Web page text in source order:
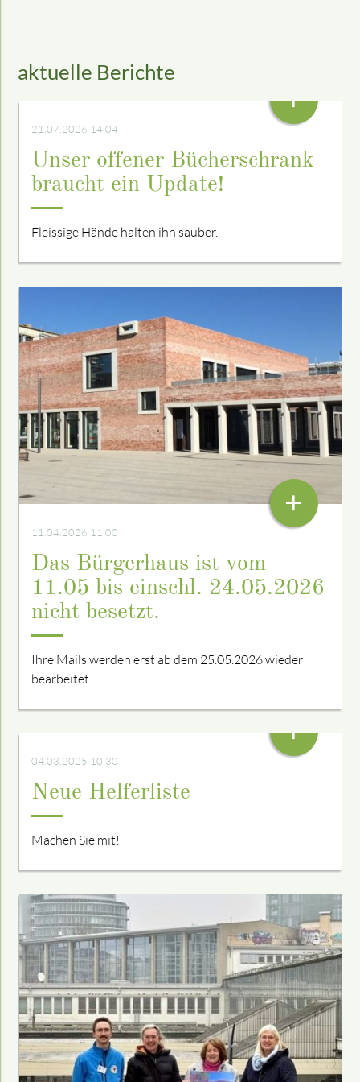
aktuelle Berichte
21.07.2026 14:04
Unser offener Bücherschrank
braucht ein Update!
Fleissige Hände halten ihn sauber.
+
11.04.2026 11:00
Das Bürgerhaus ist vom
11.05 bis einschl. 24.05.2026
nicht besetzt.
Ihre Mails werden erst ab dem 25.05.2026 wieder
bearbeitet.
+
04.03.2025 10:30
Neue Helferliste
Machen Sie mit!
+